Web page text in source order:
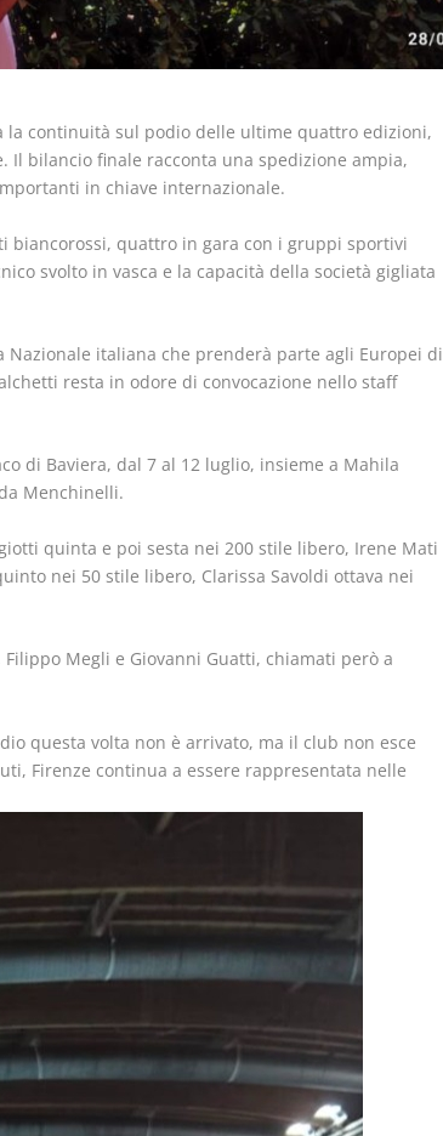
la continuità sul podio delle ultime quattro edizioni,
Il bilancio finale racconta una spedizione ampia,
in chiave internazionale.
biancorossi, quattro in gara con i gruppi sportivi
svolto in vasca e la capacità della società gigliata
italiana che prenderà parte agli Europei di
resta in odore di convocazione nello staff
di Baviera, dal 7 al 12 luglio, insieme a Mahila
Menchinelli.
quinta e poi sesta nei 200 stile libero, Irene Mati
nei 50 stile libero, Clarissa Savoldi ottava nei
Megli e Giovanni Guatti, chiamati però a
questa volta non è arrivato, ma il club non esce
Firenze continua a essere rappresentata nelle